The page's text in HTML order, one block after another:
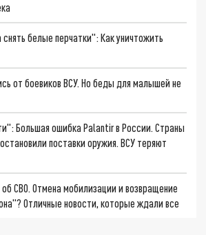
белые перчатки": Как уничтожить
от боевиков ВСУ. Но беды для малышей не
Большая ошибка Palantir в России. Страны
поставки оружия. ВСУ теряют
СВО. Отмена мобилизации и возвращение
Отличные новости, которые ждали все